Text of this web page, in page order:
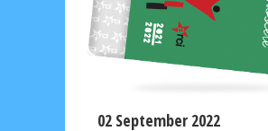
02 September 2022